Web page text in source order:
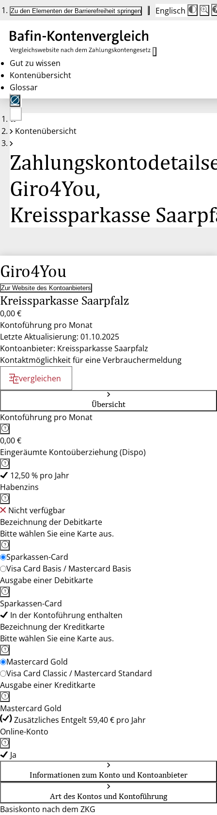
Zu den Elementen der Barrierefreiheit springen Englisch
Die
auf
100
100
Gut zu wissen
Kontenübersicht
Glossar
Keine
Konten
Kontenübersicht
Giro4You,
Kreissparkasse
Giro4You
Zur Website des Kontoanbieters
Kreissparkasse Saarpfalz
0,00 €
Kontoführung pro Monat
Letzte Aktualisierung: 01.10.2025
Kontoanbieter: Kreissparkasse Saarpfalz
Kontaktmöglichkeit für eine Verbrauchermeldung
vergleichen
Übersicht
Kontoführung pro Monat
0,00 €
Eingeräumte Kontoüberziehung (Dispo)
12,50 % pro Jahr
Habenzins
Nicht verfügbar
Bezeichnung der Debitkarte
Bitte wählen Sie eine Karte aus.
Sparkassen-Card
Visa Card Basis / Mastercard Basis
Ausgabe einer Debitkarte
Sparkassen-Card
In der Kontoführung enthalten
Bezeichnung der Kreditkarte
Bitte wählen Sie eine Karte aus.
Mastercard Gold
Visa Card Classic / Mastercard Standard
Ausgabe einer Kreditkarte
Mastercard Gold
Zusätzliches Entgelt 59,40 € pro Jahr
Online-Konto
Ja
Informationen zum Konto und Kontoanbieter
Art des Kontos und Kontoführung
Basiskonto nach dem ZKG